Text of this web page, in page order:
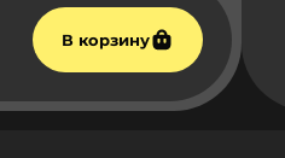
В корзину